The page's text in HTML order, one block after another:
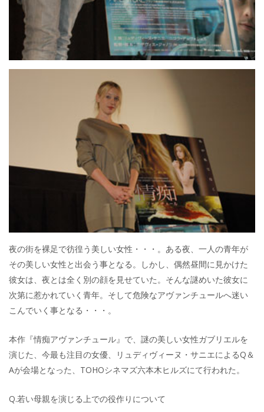
夜の街を裸足で彷徨う美しい女性・・・。ある夜、一人の青年が
その美しい女性と出会う事となる。しかし、偶然昼間に見かけた
彼女は、夜とは全く別の顔を見せていた。そんな謎めいた彼女に
次第に惹かれていく青年。そして危険なアヴァンチュールへ迷い
こんでいく事となる・・・。
本作『情痴アヴァンチュール』で、謎の美しい女性ガブリエルを
演じた、今最も注目の女優、リュディヴィーヌ・サニエによるQ＆
Aが会場となった、TOHOシネマズ六本木ヒルズにて行われた。
Q.若い母親を演じる上での役作りについて